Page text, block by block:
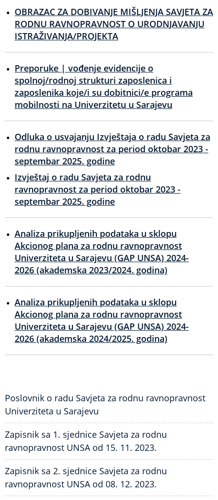
OBRAZAC ZA DOBIVANJE MIŠLJENJA SAVJETA ZA
RODNU RAVNOPRAVNOST O URODNJAVANJU
ISTRAŽIVANJA/PROJEKTA
Preporuke | vođenje evidencije o
spolnoj/rodnoj strukturi zaposlenica i
zaposlenika koje/i su dobitnici/e programa
mobilnosti na Univerzitetu u Sarajevu
Odluka o usvajanju Izvještaja o radu Savjeta za
rodnu ravnopravnost za period oktobar 2023 -
septembar 2025. godine
Izvještaj o radu Savjeta za rodnu
ravnopravnost za period oktobar 2023 -
septembar 2025. godine
Analiza prikupljenih podataka u sklopu
Akcionog plana za rodnu ravnopravnost
Univerziteta u Sarajevu (GAP UNSA) 2024-
2026 (akademska 2023/2024. godina)
Analiza prikupljenih podataka u sklopu
Akcionog plana za rodnu ravnopravnost
Univerziteta u Sarajevu (GAP UNSA) 2024-
2026 (akademska 2024/2025. godina)
Poslovnik o radu Savjeta za rodnu ravnopravnost
Univerziteta u Sarajevu
Zapisnik sa 1. sjednice Savjeta za rodnu
ravnopravnost UNSA od 15. 11. 2023.
Zapisnik sa 2. sjednice Savjeta za rodnu
ravnopravnost UNSA od 08. 12. 2023.